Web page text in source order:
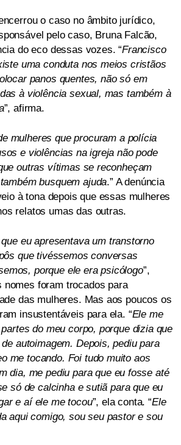
o caso no âmbito jurídico,
pelo caso, Bruna Falcão,
do eco dessas vozes. “Francisco
uma conduta nos meios cristãos
panos quentes, não só em
à violência sexual, mas também à
”, afirma.
mulheres que procuram a polícia
e violências na igreja não pode
outras vítimas se reconheçam
busquem ajuda.” A denúncia
à tona depois que essas mulheres
relatos umas das outras.
eu apresentava um transtorno
que tivéssemos conversas
porque ele era psicólogo”,
foram trocados para
das mulheres. Mas aos poucos os
insustentáveis para ela. “Ele me
do meu corpo, porque dizia que
autoimagem. Depois, pediu para
me tocando. Foi tudo muito aos
dia, me pediu para que eu fosse até
só de calcinha e sutiã para que eu
e aí ele me tocou”, ela conta. “Ele
aqui comigo, sou seu pastor e sou